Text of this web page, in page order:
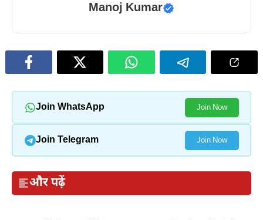
Manoj Kumar
Join WhatsApp Join Now
Join Telegram Join Now
और पढ़ें